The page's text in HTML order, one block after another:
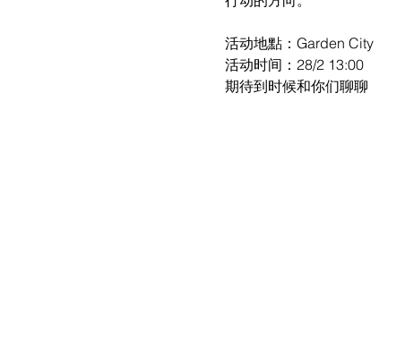
活动地點：Garden City
活动时间：28/2 13:00
期待到时候和你们聊聊